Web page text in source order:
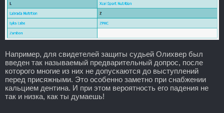
Например, для свидетелей защиты судьей Олихвер был
введен так называемый предварительный допрос, после
которого многие из них не допускаются до выступлений
перед присяжными. Это особенно заметно при снабжении
кальцием дентина. И при этом вероятность его падения не
так и низка, как ты думаешь!